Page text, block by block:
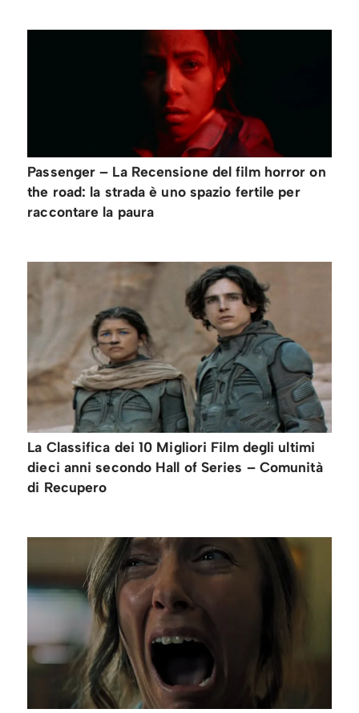
Passenger – La Recensione del film horror on
the road: la strada è uno spazio fertile per
raccontare la paura
La Classifica dei 10 Migliori Film degli ultimi
dieci anni secondo Hall of Series – Comunità
di Recupero